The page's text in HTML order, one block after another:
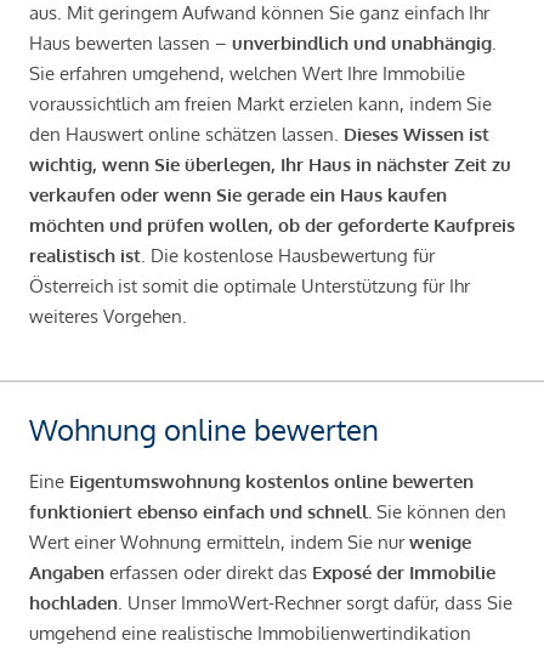
aus. Mit geringem Aufwand können Sie ganz einfach Ihr
Haus bewerten lassen – unverbindlich und unabhängig.
Sie erfahren umgehend, welchen Wert Ihre Immobilie
voraussichtlich am freien Markt erzielen kann, indem Sie
den Hauswert online schätzen lassen. Dieses Wissen ist
wichtig, wenn Sie überlegen, Ihr Haus in nächster Zeit zu
verkaufen oder wenn Sie gerade ein Haus kaufen
möchten und prüfen wollen, ob der geforderte Kaufpreis
realistisch ist. Die kostenlose Hausbewertung für
Österreich ist somit die optimale Unterstützung für Ihr
weiteres Vorgehen.
Wohnung online bewerten
Eine Eigentumswohnung kostenlos online bewerten
funktioniert ebenso einfach und schnell. Sie können den
Wert einer Wohnung ermitteln, indem Sie nurwenige
Angaben erfassen oder direkt das Exposé der Immobilie
hochladen. Unser ImmoWert-Rechner sorgt dafür, dass Sie
umgehend eine realistische Immobilienwertindikation